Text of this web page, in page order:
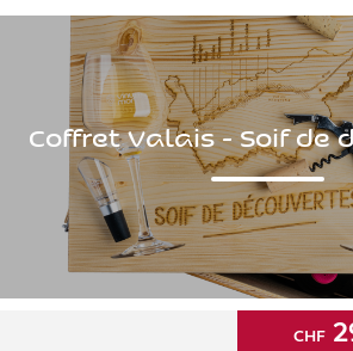
Coffret Valais - Soif de
CHF